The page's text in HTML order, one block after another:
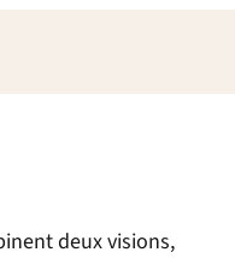
deux visions,